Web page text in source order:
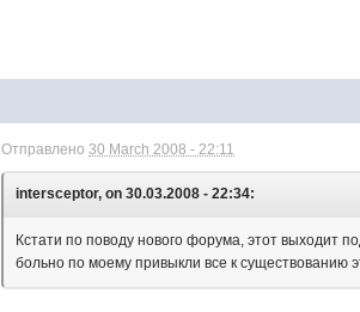
Отправлено30 March 2008 - 22:11
intersceptor, on 30.03.2008 - 22:34:
Кстати по поводу нового форума, этот выходит
больно по моему привыкли все к существованию